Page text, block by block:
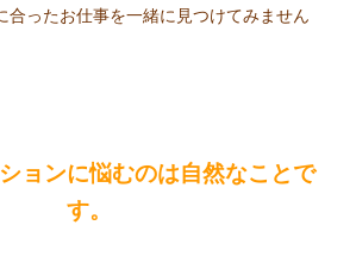
合ったお仕事を一緒に見つけてみません
ョンに悩むのは自然なことで
す。